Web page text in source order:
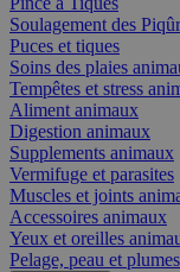
Soulagement des
Puces et tiques
Soins des plaies
Tempêtes et stress
Aliment animaux
Digestion animaux
Supplements animaux
Vermifuge et parasites
Muscles et joints
Accessoires animaux
Yeux et oreilles
Pelage, peau et plumes